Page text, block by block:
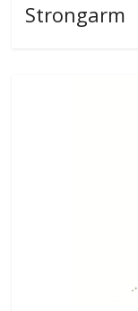
Strongarm